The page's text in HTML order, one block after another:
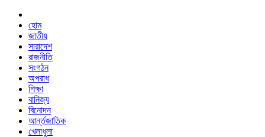
হোম
জাতীয়
সারাদেশ
রাজনীতি
সংগঠন
অপরাধ
শিক্ষা
বানিজ্য
বিনোদন
আর্ন্তজাতিক
খেলাধুলা